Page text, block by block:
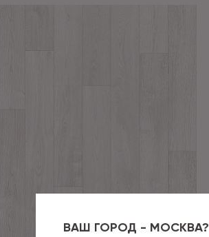
ВАШ ГОРОД - МОСКВА?